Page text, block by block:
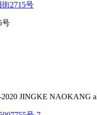
2715号
号
JINGKE NAOKANG